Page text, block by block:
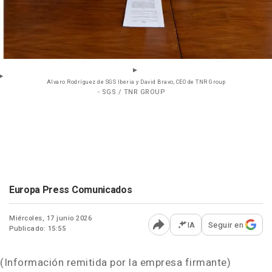
Alvaro Rodríguez de SGS Iberia y David Bravo, CEO de TNR Group
- SGS / TNR GROUP
Europa Press Comunicados
Miércoles, 17 junio 2026
Publicado: 15:55
Abrir opciones para
IA Seguir en
(Información remitida por la empresa firmante)